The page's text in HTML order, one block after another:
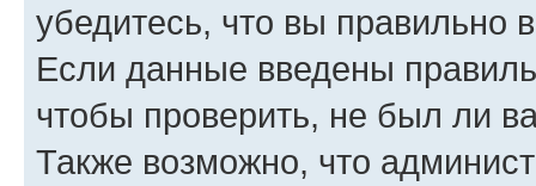
убедитесь, что вы правильно
Если данные введены
чтобы проверить, не был ли
Также возможно, что